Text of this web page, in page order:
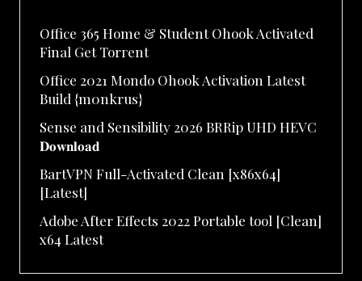
Office 365 Home & Student Ohook Activated
Final Gеt Torгеnt
Office 2021 Mondo Ohook Activation Latest
Build {m0nkrus}
Sense and Sensibility 2026 BRRip UHD HEVC
𝐃𝐨𝐰𝐧𝐥𝐨𝐚𝐝
BartVPN Full-Activated Clean [x86x64]
[Latest]
Adobe After Effects 2022 Portable tool [Clean]
x64 Latest